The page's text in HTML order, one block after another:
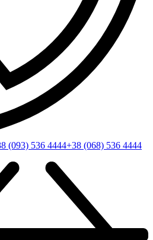
(093) 536 4444+38 (068) 536 4444